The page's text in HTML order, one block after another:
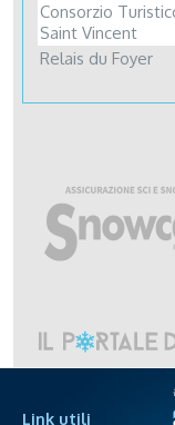
Consorzio
Saint Vincent
Relais du Foyer
Link utili